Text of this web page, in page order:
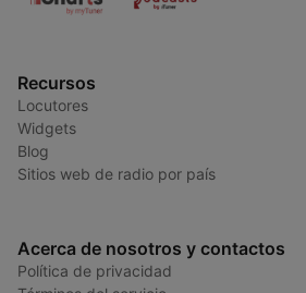
Recursos
Locutores
Widgets
Blog
Sitios web de radio por país
Acerca de nosotros y contactos
Política de privacidad